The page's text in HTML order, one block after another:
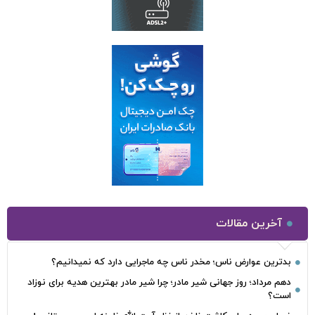
آخرین مقالات
بدترین عوارض ناس؛ مخدر ناس چه ماجرایی دارد که نمیدانیم؟
دهم مرداد؛ روز جهانی شیر مادر؛ چرا شیر مادر بهترین هدیه برای نوزاد
است؟